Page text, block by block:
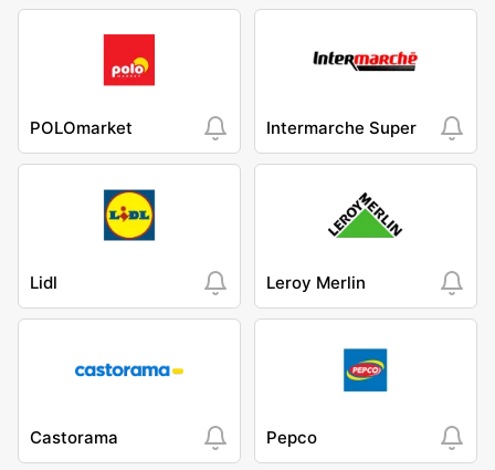
POLOmarket Intermarche Super
Lidl Leroy Merlin
Castorama Pepco